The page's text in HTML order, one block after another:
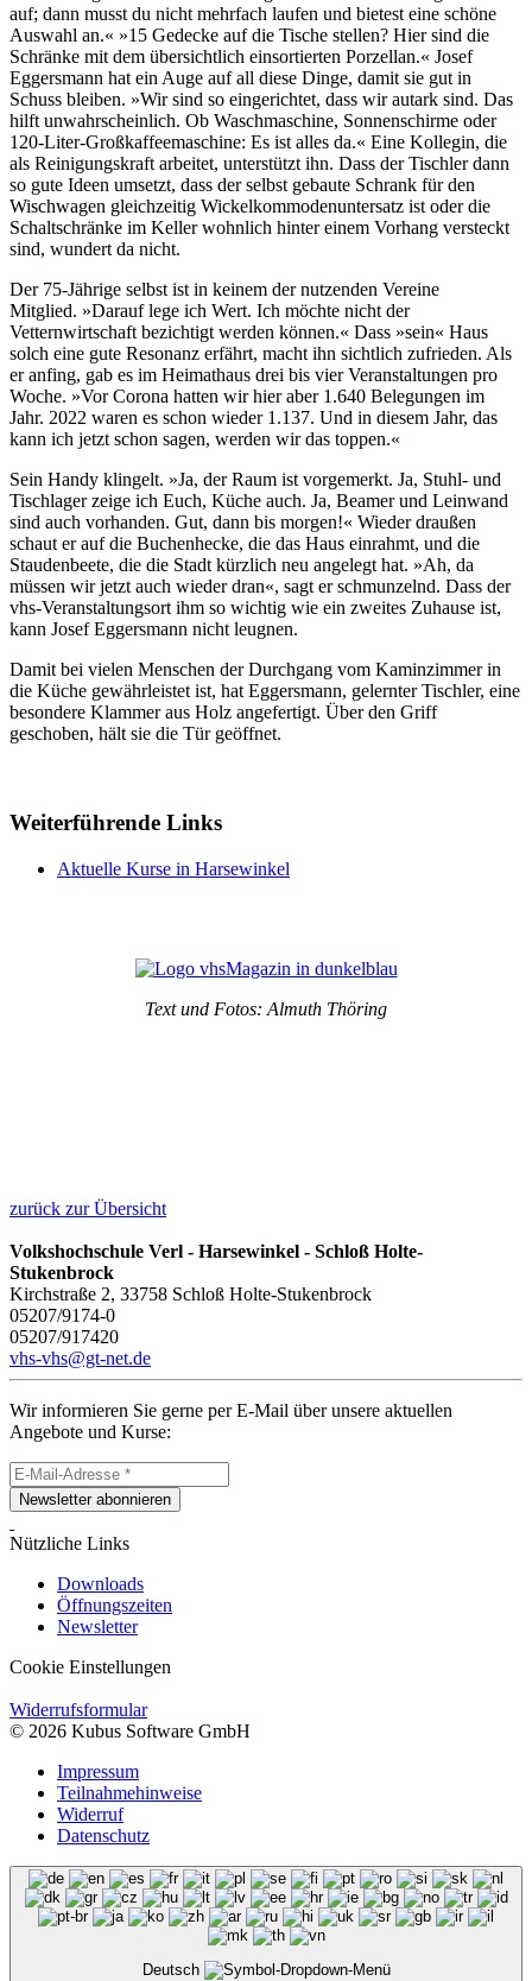
auf; dann musst du nicht mehrfach laufen und bietest eine schöne
Auswahl an.« »15 Gedecke auf die Tische stellen? Hier sind die
Schränke mit dem übersichtlich einsortierten Porzellan.« Josef
Eggersmann hat ein Auge auf all diese Dinge, damit sie gut in
Schuss bleiben. »Wir sind so eingerichtet, dass wir autark sind. Das
hilft unwahrscheinlich. Ob Waschmaschine, Sonnenschirme oder
120-Liter-Großkaffeemaschine: Es ist alles da.« Eine Kollegin, die
als Reinigungskraft arbeitet, unterstützt ihn. Dass der Tischler dann
so gute Ideen umsetzt, dass der selbst gebaute Schrank für den
Wischwagen gleichzeitig Wickelkommodenuntersatz ist oder die
Schaltschränke im Keller wohnlich hinter einem Vorhang versteckt
sind, wundert da nicht.
Der 75-Jährige selbst ist in keinem der nutzenden Vereine
Mitglied. »Darauf lege ich Wert. Ich möchte nicht der
Vetternwirtschaft bezichtigt werden können.« Dass »sein« Haus
solch eine gute Resonanz erfährt, macht ihn sichtlich zufrieden. Als
er anfing, gab es im Heimathaus drei bis vier Veranstaltungen pro
Woche. »Vor Corona hatten wir hier aber 1.640 Belegungen im
Jahr. 2022 waren es schon wieder 1.137. Und in diesem Jahr, das
kann ich jetzt schon sagen, werden wir das toppen.«
Sein Handy klingelt. »Ja, der Raum ist vorgemerkt. Ja, Stuhl- und
Tischlager zeige ich Euch, Küche auch. Ja, Beamer und Leinwand
sind auch vorhanden. Gut, dann bis morgen!« Wieder draußen
schaut er auf die Buchenhecke, die das Haus einrahmt, und die
Staudenbeete, die die Stadt kürzlich neu angelegt hat. »Ah, da
müssen wir jetzt auch wieder dran«, sagt er schmunzelnd. Dass der
vhs-Veranstaltungsort ihm so wichtig wie ein zweites Zuhause ist,
kann Josef Eggersmann nicht leugnen.
Damit bei vielen Menschen der Durchgang vom Kaminzimmer in
die Küche gewährleistet ist, hat Eggersmann, gelernter Tischler, eine
besondere Klammer aus Holz angefertigt. Über den Griff
geschoben, hält sie die Tür geöffnet.
Weiterführende Links
Aktuelle Kurse in Harsewinkel
Text und Fotos: Almuth Thöring
zurück zur Übersicht
Volkshochschule Verl - Harsewinkel - Schloß Holte-
Stukenbrock
Kirchstraße 2, 33758 Schloß Holte-Stukenbrock
05207/9174-0
05207/917420
vhs-vhs@gt-net.de
Wir informieren Sie gerne per E-Mail über unsere aktuellen
Angebote und Kurse:
Newsletter abonnieren
Nützliche Links
Downloads
Öffnungszeiten
Newsletter
Cookie Einstellungen
Widerrufsformular
© 2026 Kubus Software GmbH
Impressum
Teilnahmehinweise
Widerruf
Datenschutz
Deutsch